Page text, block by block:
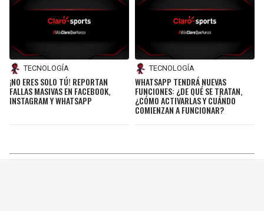
TECNOLOGÍA
¡NO ERES SOLO TÚ! REPORTAN
FALLAS MASIVAS EN FACEBOOK,
INSTAGRAM Y WHATSAPP
TECNOLOGÍA
WHATSAPP TENDRÁ NUEVAS
FUNCIONES: ¿DE QUÉ SE TRATAN,
¿CÓMO ACTIVARLAS Y CUÁNDO
COMIENZAN A FUNCIONAR?